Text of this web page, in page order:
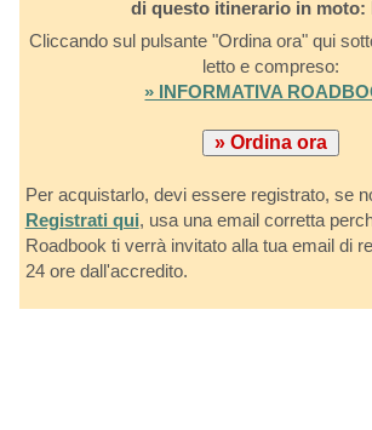
di questo itinerario in moto:
Cliccando sul pulsante "Ordina ora" qui
letto e compreso:
» INFORMATIVA
Per acquistarlo, devi essere registrato, se
Registrati qui, usa una email corretta
Roadbook ti verrà invitato alla tua email di
24 ore dall'accredito.